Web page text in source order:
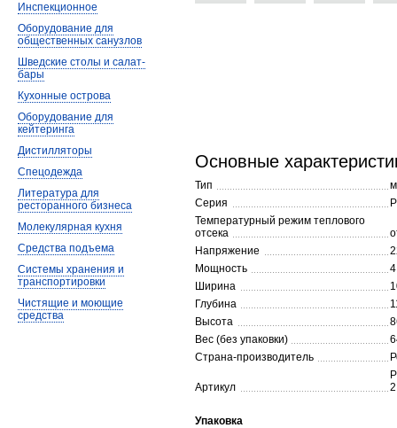
Основные
Тип
Серия
Температурный режим теплового
отсека
Напряжение
Мощность
Ширина
Глубина
Высота
Вес (без упаковки)
Страна-производитель
Артикул
Упаковка
Инспекционное
Оборудование для
общественных санузлов
Шведские столы и салат-
бары
Кухонные острова
Оборудование для
кейтеринга
Дистилляторы
Спецодежда
Литература для
ресторанного бизнеса
Молекулярная кухня
Средства подъема
Системы хранения и
транспортировки
Чистящие и моющие
средства